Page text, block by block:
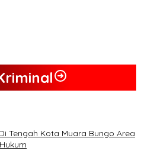
Tengah Kota Muara Bungo Area